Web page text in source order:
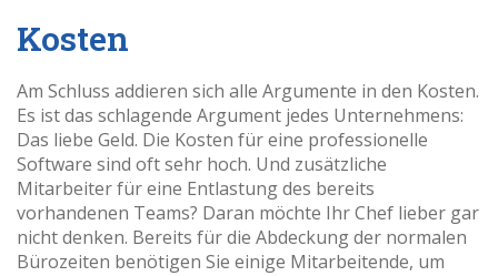
Kosten
Am Schluss addieren sich alle Argumente in den Kosten.
Es ist das schlagende Argument jedes Unternehmens:
Das liebe Geld. Die Kosten für eine professionelle
Software sind oft sehr hoch. Und zusätzliche
Mitarbeiter für eine Entlastung des bereits
vorhandenen Teams? Daran möchte Ihr Chef lieber gar
nicht denken. Bereits für die Abdeckung der normalen
Bürozeiten benötigen Sie einige Mitarbeitende, um